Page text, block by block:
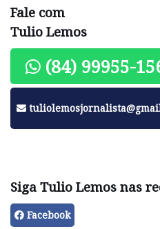
Fale com
Tulio Lemos
(84) 99955-
Siga Tulio Lemos nas
Facebook